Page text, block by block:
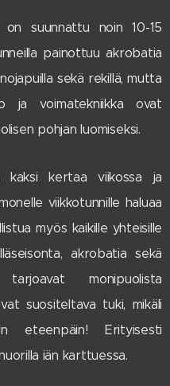
suunnattu noin 10-15
painottuu akrobatia
sekä rekillä, mutta
ja voimatekniikka ovat
pohjan luomiseksi.
kertaa viikossa ja
viikkotunnille haluaa
myös kaikille yhteisille
akrobatia sekä
monipuolista
suositeltava tuki, mikäli
eteenpäin! Erityisesti
iän karttuessa.